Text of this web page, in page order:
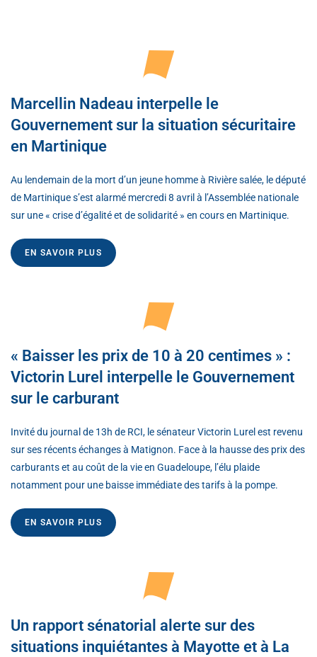
Marcellin Nadeau interpelle le
Gouvernement sur la situation sécuritaire
en Martinique
Au lendemain de la mort d’un jeune homme à Rivière salée, le député
de Martinique s’est alarmé mercredi 8 avril à l’Assemblée nationale
sur une « crise d’égalité et de solidarité » en cours en Martinique.
EN SAVOIR PLUS
« Baisser les prix de 10 à 20 centimes » :
Victorin Lurel interpelle le Gouvernement
sur le carburant
Invité du journal de 13h de RCI, le sénateur Victorin Lurel est revenu
sur ses récents échanges à Matignon. Face à la hausse des prix des
carburants et au coût de la vie en Guadeloupe, l’élu plaide
notamment pour une baisse immédiate des tarifs à la pompe.
EN SAVOIR PLUS
Un rapport sénatorial alerte sur des
situations inquiétantes à Mayotte et à La